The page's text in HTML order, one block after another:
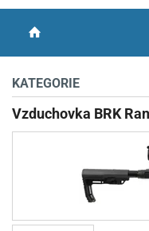
STŘELIVO
PŘÍSLUŠENSTVÍ
DETEKTORY KOVŮ
KATEGORIE
Vzduchovka BRK